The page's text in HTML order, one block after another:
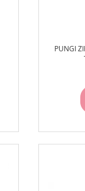
PUNGI